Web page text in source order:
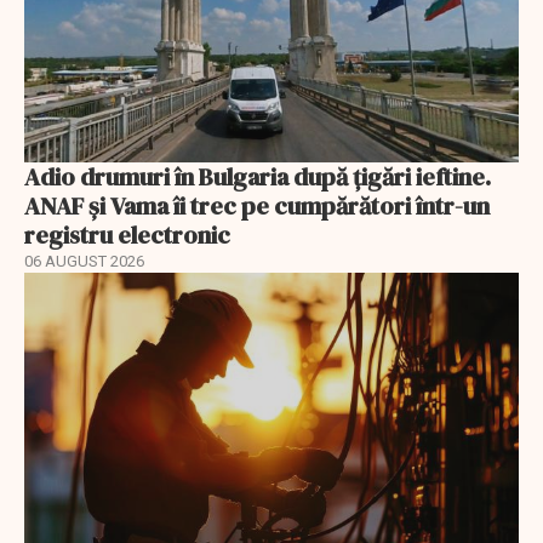
Adio drumuri în Bulgaria după țigări ieftine.
ANAF și Vama îi trec pe cumpărători într-un
registru electronic
06 AUGUST 2026